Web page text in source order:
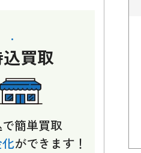
買取
簡単買取
ができます！